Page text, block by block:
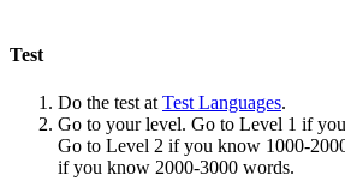
Test
Do the test at Test Languages.
Go to your level. Go to Level 1 if
Go to Level 2 if you know 1000-
if you know 2000-3000 words.